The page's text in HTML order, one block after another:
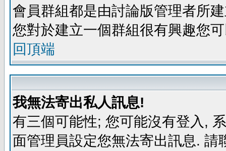
會員群組都是由討論版管理者所
您對於建立一個群組很有興趣您
回頂端
我無法寄出私人訊息!
有三個可能性; 您可能沒有登入,
面管理員設定您無法寄出訊息. 請